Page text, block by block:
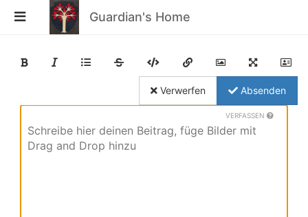
Guardian's Home
Verwerfen Absenden
VERFASSEN